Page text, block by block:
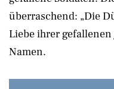
überraschend: „Die
Liebe ihrer
Namen.